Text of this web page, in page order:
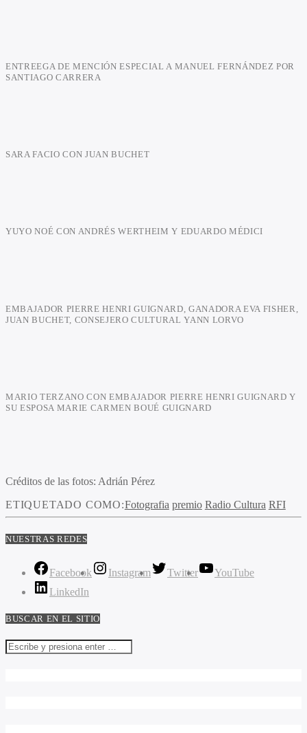
ENTREEGA DE MENCIÓN ESPECIAL A MANUEL FERNÁNDEZ POR
SANTIAGO CARRERA
SARA FACIO CON JUAN BUCHET
YUYO NOÉ CON ANDRÉS WERTHEIM Y EDUARDO MÉDICI
EMBAJADOR PIERRE HENRI GUIGNARD, GANADORA EVA FISHER,
JUAN BUCHET, CONSEJERO CULTURAL YANN LORVO
MARIO TERZANO CON EMBAJADOR PIERRE HENRI GUIGNARD Y
SU ESPOSA MARIE CARMEN BOUÉ GUIGNARD
Créditos de las fotos: Adrián Pérez
ETIQUETADO COMO:Fotografia premio Radio Cultura RFI
NUESTRAS REDES
Facebook Instagram Twitter
YouTube
LinkedIn
BUSCAR EN EL SITIO